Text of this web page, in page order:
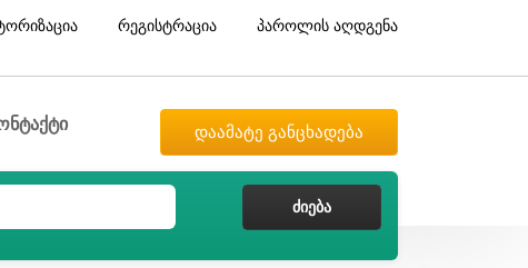
რეგისტრაცია პაროლის აღდგენა
დაამატე განცხადება